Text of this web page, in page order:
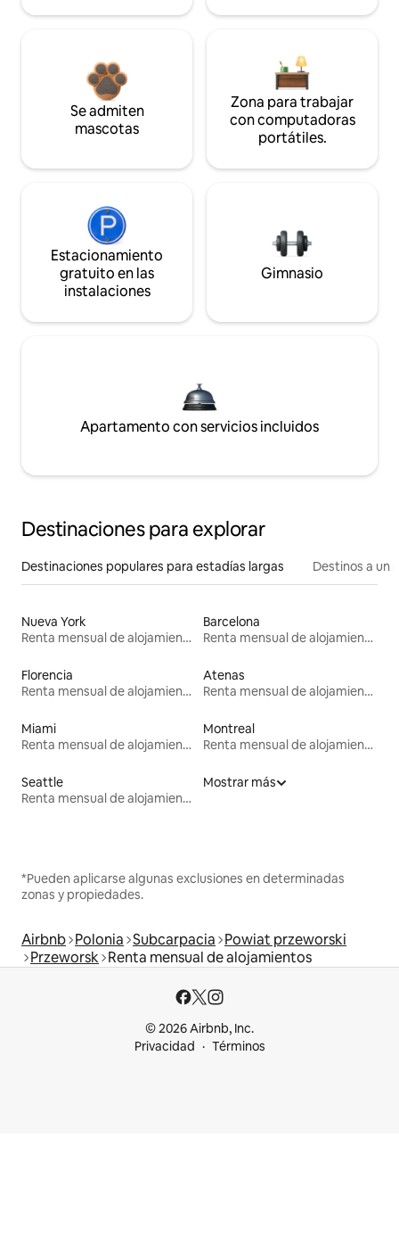
Se admiten
mascotas
Zona para trabajar
con computadoras
portátiles.
Estacionamiento
gratuito en las
instalaciones
Gimnasio
Apartamento con servicios incluidos
Destinaciones para explorar
Destinaciones populares para estadías largas Destinos a un
Nueva York
Renta mensual de alojamientos
Barcelona
Renta mensual de alojamientos
Florencia
Renta mensual de alojamientos
Atenas
Renta mensual de alojamientos
Miami
Renta mensual de alojamientos
Montreal
Renta mensual de alojamientos
Seattle
Renta mensual de alojamientos
Mostrar más
*Pueden aplicarse algunas exclusiones en determinadas
zonas y propiedades.
Airbnb Polonia Subcarpacia Powiat przeworski
Przeworsk Renta mensual de alojamientos
© 2026 Airbnb, Inc.
Privacidad
Términos